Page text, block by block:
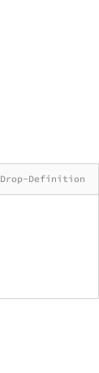
Drop-Definition